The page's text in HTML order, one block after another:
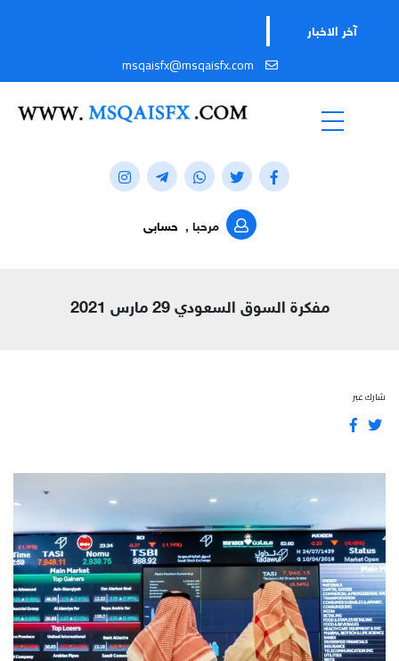
آخر الاخبار
msqaisfx@msqaisfx.com
مرحبا , حسابى
مفكرة السوق السعودي 29 مارس 2021
شارك عبر